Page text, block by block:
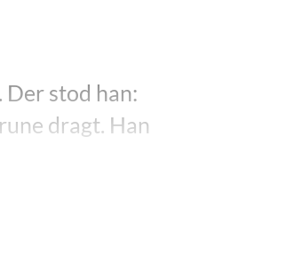
Der stod han:
dragt. Han